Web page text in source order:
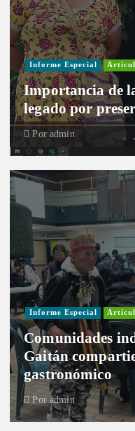
Informe Especial
Importancia de
legado por
Por admin
Informe Especial
Comunidades
Gaitán
gastronómico
Por admin